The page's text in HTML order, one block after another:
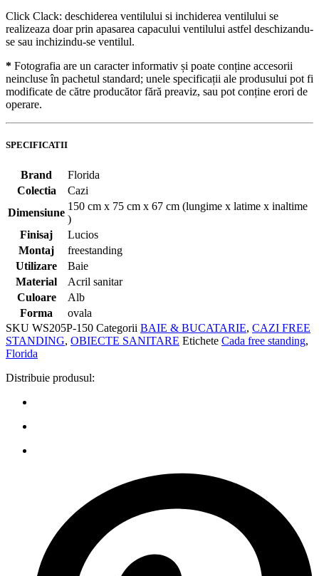
Click Clack: deschiderea ventilului si inchiderea ventilului se
realizeaza doar prin apasarea capacului ventilului astfel deschizandu-
se sau inchizindu-se ventilul.
* Fotografia are un caracter informativ și poate conține accesorii
neincluse în pachetul standard; unele specificații ale produsului pot fi
modificate de către producător fără preaviz, sau pot conține erori de
operare.
SPECIFICATII
Brand
Florida
Colectia
Cazi
Dimensiune
150 cm x 75 cm x 67 cm (lungime x latime x inaltime
)
Finisaj
Lucios
Montaj
freestanding
Utilizare
Baie
Material
Acril sanitar
Culoare
Alb
Forma
ovala
SKU WS205P-150 Categorii BAIE & BUCATARIE, CAZI FREE
STANDING, OBIECTE SANITARE Etichete Cada free standing,
Florida
Distribuie produsul: